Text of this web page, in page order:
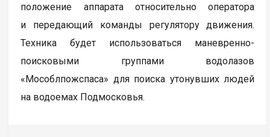
положение аппарата относительно оператора
и передающий команды регулятору движения.
Техника будет использоваться маневренно-
поисковыми группами водолазов
«Мособлпожспаса» для поиска утонувших людей
на водоемах Подмосковья.